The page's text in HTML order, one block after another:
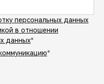
персональных данных
в отношении
данных*
*